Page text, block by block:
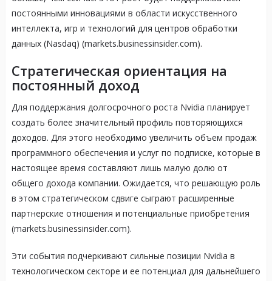
постоянными инновациями в области искусственного
интеллекта, игр и технологий для центров обработки
данных (Nasdaq) (markets.businessinsider.com).
Стратегическая ориентация на
постоянный доход
Для поддержания долгосрочного роста Nvidia планирует
создать более значительный профиль повторяющихся
доходов. Для этого необходимо увеличить объем продаж
программного обеспечения и услуг по подписке, которые в
настоящее время составляют лишь малую долю от
общего дохода компании. Ожидается, что решающую роль
в этом стратегическом сдвиге сыграют расширенные
партнерские отношения и потенциальные приобретения
(markets.businessinsider.com).
Эти события подчеркивают сильные позиции Nvidia в
технологическом секторе и ее потенциал для дальнейшего